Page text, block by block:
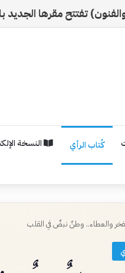
مقرها الجديد بالرياض
كُتاب الرأي النسخة